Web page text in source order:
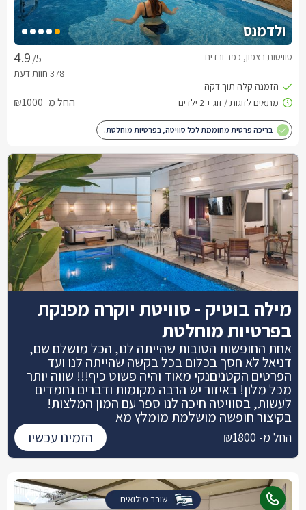
ולדמנס
/5 סוויטות בצפון, כפר ורדים
החל מ- ₪1000
בריכה פרטית מחוממת לכל סוויטה, בפרטיות מוחלטת.
שובר מילואים
מילה בוטיק - סוויטת יוקרה מפנקת
בפרטיות מוחלטת
אחת החופשות הטובות שהייתה לנו, הכל מושלם שם,
דניאל לא חסך בכלום בכל בקשה שהייתה לנו ועד
הפרטים הקטניםנקי מאוד והיה פשוט כיף!!! שווה יותר
מכל מלון! באיזור יש הרבה מקומות ודברים נחמדים
לעשות, בסוויטה חיכה לנו ספר עם המון המלצות!
בקיצור חופשה מושלמת מומלץ מא
החל מ- ₪1800 הזמינו עכשיו